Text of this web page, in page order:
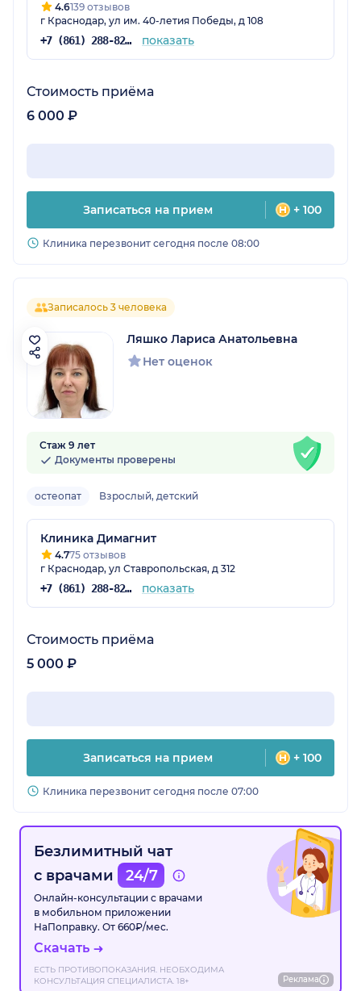
4.6139 отзывов
г Краснодар, ул им. 40-летия Победы, д 108
+7 (861) 288-82-96 показать
Стоимость приёма
6 000 ₽
Записаться на прием + 100
Клиника перезвонит сегодня после 08:00
Записалось 3 человека
Ляшко Лариса Анатольевна
Нет оценок
Стаж 9 лет
Документы проверены
остеопат Взрослый, детский
Клиника Димагнит
4.775 отзывов
г Краснодар, ул Ставропольская, д 312
+7 (861) 288-82-46 показать
Стоимость приёма
5 000 ₽
Записаться на прием + 100
Клиника перезвонит сегодня после 07:00
Безлимитный чат
с врачами
24/7
Онлайн-консультации с врачами
в мобильном приложении
НаПоправку. От 660₽/мес.
Скачать
ЕСТЬ ПРОТИВОПОКАЗАНИЯ. НЕОБХОДИМА
КОНСУЛЬТАЦИЯ СПЕЦИАЛИСТА. 18+
Реклама